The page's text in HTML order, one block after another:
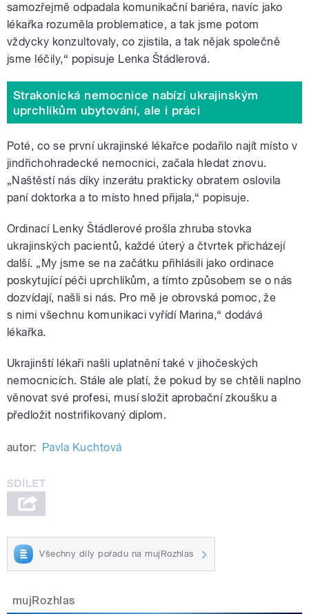
samozřejmě odpadala komunikační bariéra, navíc jako
lékařka rozuměla problematice, a tak jsme potom
vždycky konzultovaly, co zjistila, a tak nějak společně
jsme léčily,“ popisuje Lenka Štádlerová.
Strakonická nemocnice nabízí ukrajinským
uprchlíkům ubytování, ale i práci
Poté, co se první ukrajinské lékařce podařilo najít místo v
jindřichohradecké nemocnici, začala hledat znovu.
„Naštěstí nás díky inzerátu prakticky obratem oslovila
paní doktorka a to místo hned přijala,“ popisuje.
Ordinací Lenky Štádlerové prošla zhruba stovka
ukrajinských pacientů, každé úterý a čtvrtek přicházejí
další. „My jsme se na začátku přihlásili jako ordinace
poskytující péči uprchlíkům, a tímto způsobem se o nás
dozvídají, našli si nás. Pro mě je obrovská pomoc, že
s nimi všechnu komunikaci vyřídí Marina,“ dodává
lékařka.
Ukrajinští lékaři našli uplatnění také v jihočeských
nemocnicích. Stále ale platí, že pokud by se chtěli naplno
věnovat své profesi, musí složit aprobační zkoušku a
předložit nostrifikovaný diplom.
autor: Pavla Kuchtová
Všechny díly pořadu na mujRozhlas
mujRozhlas